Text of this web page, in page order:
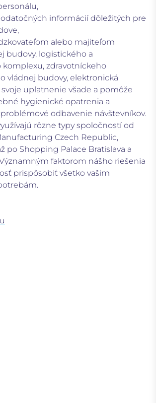
informácií dôležitých pre
alebo majiteľom
budovy, logistického a
zdravotníckeho
vládnej budovy, elektronická
uplatnenie všade a pomôže
hygienické opatrenia a
odbavenie návštevníkov.
rôzne typy spoločností od
Czech Republic,
po Shopping Palace Bratislava a
faktorom nášho riešenia
prispôsobiť všetko vašim